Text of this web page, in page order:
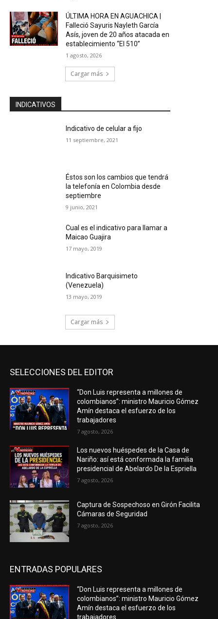
ÚLTIMA HORA EN AGUACHICA |
Falleció Sayuris Nayleth García
Asís, joven de 20 años atacada en
establecimiento “El 510”
1 agosto, 2026
Cargar más
INDICATIVOS
Indicativo de celular a fijo
11 septiembre, 2021
Éstos son los cambios que tendrá
la telefonía en Colombia desde
septiembre
9 junio, 2021
Cual es el indicativo para llamar a
Maicao Guajira
17 mayo, 2019
Indicativo Barquisimeto
(Venezuela)
13 mayo, 2019
Cargar más
SELECCIONES DEL EDITOR
“Don Luis representa a millones de
colombianos”: ministro Mauricio Gómez
Amín destaca el esfuerzo de los
trabajadores
7 agosto, 2026
Los nuevos huéspedes de la Casa de
Nariño: así está conformada la familia
presidencial de Abelardo De la Espriella
7 agosto, 2026
Captura de Sospechoso en Girón Facilita
Cámaras de Seguridad
7 agosto, 2026
ENTRADAS POPULARES
“Don Luis representa a millones de
colombianos”: ministro Mauricio Gómez
Amín destaca el esfuerzo de los
trabajadores